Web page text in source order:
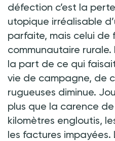
défection c’est la
utopique irréalisable
parfaite, mais celui de
communautaire rurale.
la part de ce qui
vie de campagne, de
rugueuses diminue.
plus que la carence de
kilomètres engloutis,
les factures